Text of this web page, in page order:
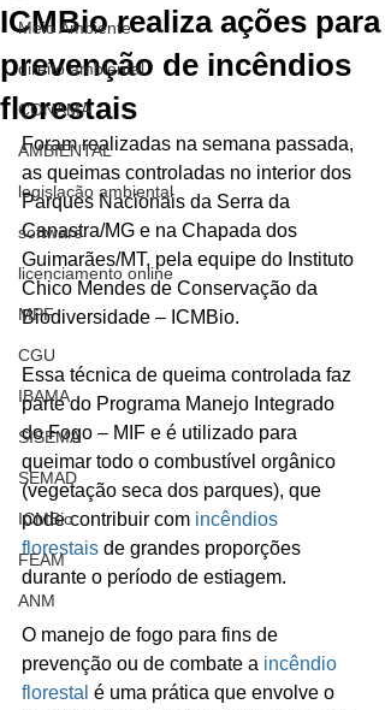
Meio Ambiente
direito ambiental
CONAMA
AMBIENTAL
legislação ambiental
software
licenciamento online
MPF
CGU
IBAMA
SISEMA
SEMAD
ICMBio
FEAM
ANM
ICMBio realiza ações para
prevenção de incêndios
florestais
Foram realizadas na semana passada,
as queimas controladas no interior dos
Parques Nacionais da Serra da
Canastra/MG e na Chapada dos
Guimarães/MT, pela equipe do Instituto
Chico Mendes de Conservação da
Biodiversidade – ICMBio.
Essa técnica de queima controlada faz
parte do Programa Manejo Integrado
do Fogo – MIF e é utilizado para
queimar todo o combustível orgânico
(vegetação seca dos parques), que
pode contribuir com incêndios
florestais de grandes proporções
durante o período de estiagem.
O manejo de fogo para fins de
prevenção ou de combate a incêndio
florestal é uma prática que envolve o